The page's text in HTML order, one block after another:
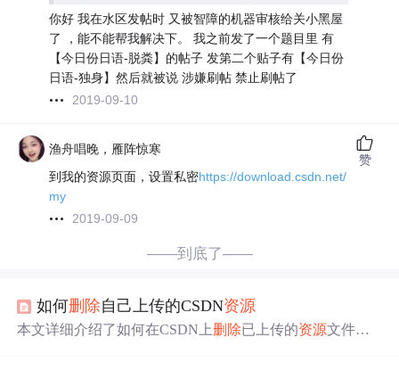
你好 我在水区发帖时 又被智障的机器审核给关小黑屋
了 ，能不能帮我解决下。 我之前发了一个题目里 有
【今日份日语-脱粪】的帖子 发第二个贴子有【今日份
日语-独身】然后就被说 涉嫌刷帖 禁止刷帖了
2019-09-10
渔舟唱晚，雁阵惊寒
到我的资源页面，设置私密https://download.csdn.net/
my
2019-09-09
赞
——到底了——
如何删除自己上传的CSDN资源
本文详细介绍了如何在CSDN上删除已上传的资源文件，